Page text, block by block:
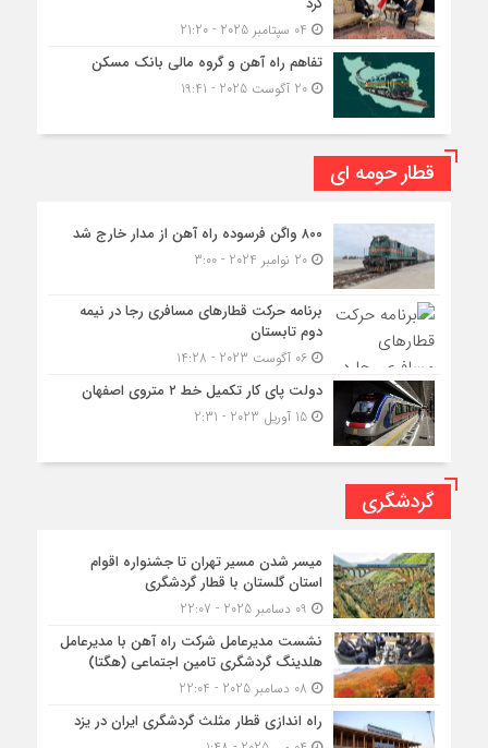
تفاهم راه آهن و گروه مالی بانک مسکن
20 آگوست 2025 - 19:41
قطار حومه ای
۸۰۰ واگن فرسوده راه آهن از مدار خارج شد
20 نوامبر 2024 - 3:00
برنامه حرکت قطارهای مسافری رجا در نیمه
دوم تابستان
06 آگوست 2023 - 14:28
دولت پای کار تکمیل خط ۲ متروی اصفهان
15 آوریل 2023 - 2:31
گردشگری
میسر شدن مسیر تهران تا جشنواره اقوام
استان گلستان با قطار گردشگری
نشست مدیرعامل شرکت راه آهن با مدیرعامل
هلدینگ گردشگری تامین اجتماعی (هگتا)
راه اندازی قطار مثلث گردشگری ایران در یزد